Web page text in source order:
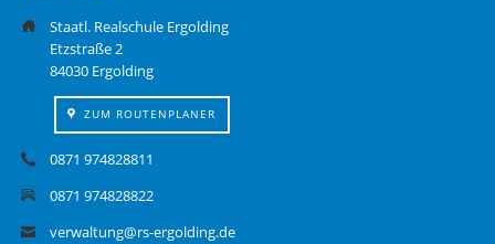
Staatl. Realschule Ergolding
Etzstraße 2
84030 Ergolding
ZUM ROUTENPLANER
0871 974828811
0871 974828822
verwaltung@rs-ergolding.de